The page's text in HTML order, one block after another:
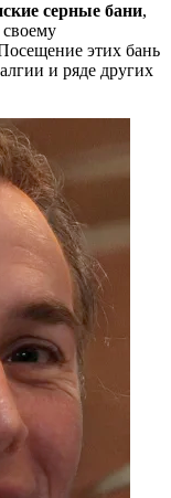
серные бани,
этих бань
и ряде других